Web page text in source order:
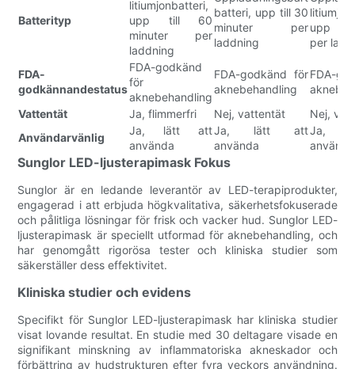
Batterityp
litiumjonbatteri,
upp till 60
minuter per
laddning
batteri, upp till 30
minuter per
laddning
upp till
per
FDA-
godkännandestatus
FDA-godkänd
för
aknebehandling
FDA-godkänd för
aknebehandling
FDA-
Vattentät
Ja, flimmerfri Nej, vattentät
Nej,
Användarvänlig
Ja, lätt att
använda
Ja, lätt att
använda
Ja,
använda
Sunglor LED-ljusterapimask Fokus
Sunglor är en ledande leverantör av LED-terapiprodukter,
engagerad i att erbjuda högkvalitativa, säkerhetsfokuserade
och pålitliga lösningar för frisk och vacker hud. Sunglor LED-
ljusterapimask är speciellt utformad för aknebehandling, och
har genomgått rigorösa tester och kliniska studier som
säkerställer dess effektivitet.
Kliniska studier och evidens
Specifikt för Sunglor LED-ljusterapimask har kliniska studier
visat lovande resultat. En studie med 30 deltagare visade en
signifikant minskning av inflammatoriska akneskador och
förbättring av hudstrukturen efter fyra veckors användning.